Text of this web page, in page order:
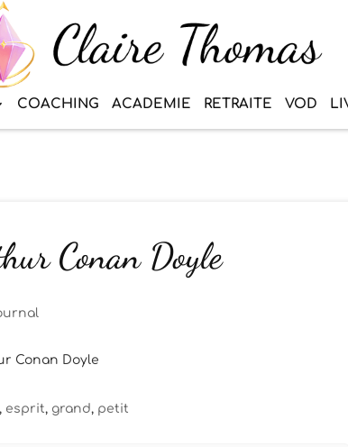
COACHING ACADEMIE RETRAITE VOD
Conan Doyle
Conan Doyle
, esprit, grand, petit